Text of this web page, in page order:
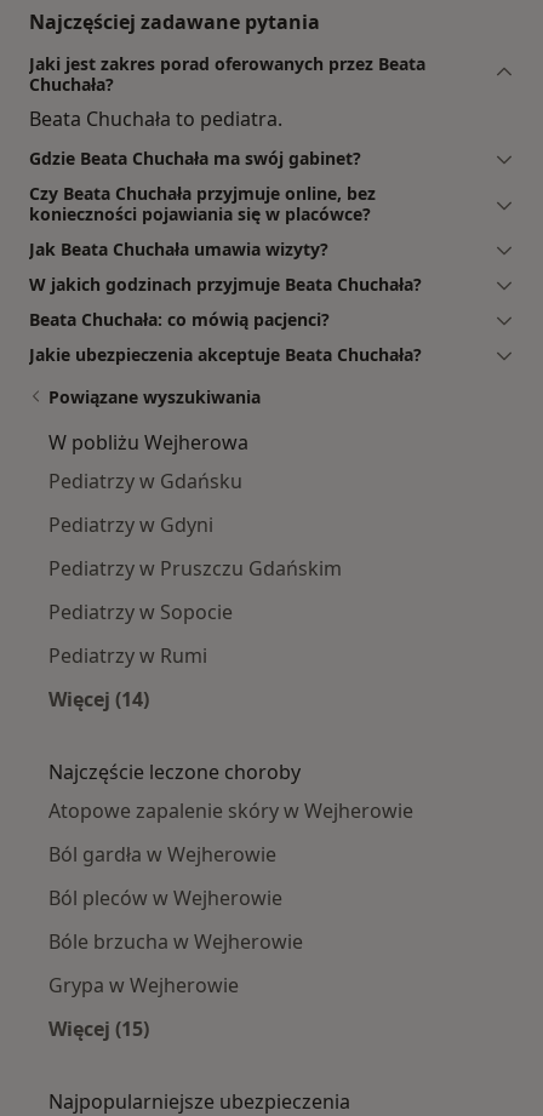
Najczęściej zadawane pytania
Jaki jest zakres porad oferowanych przez Beata
Chuchała?
Beata Chuchała to pediatra.
Gdzie Beata Chuchała ma swój gabinet?
Czy Beata Chuchała przyjmuje online, bez
konieczności pojawiania się w placówce?
Jak Beata Chuchała umawia wizyty?
W jakich godzinach przyjmuje Beata Chuchała?
Beata Chuchała: co mówią pacjenci?
Jakie ubezpieczenia akceptuje Beata Chuchała?
Powiązane wyszukiwania
W pobliżu Wejherowa
Pediatrzy w Gdańsku
Pediatrzy w Gdyni
Pediatrzy w Pruszczu Gdańskim
Pediatrzy w Sopocie
Pediatrzy w Rumi
Więcej (14)
Najczęście leczone choroby
Atopowe zapalenie skóry w Wejherowie
Ból gardła w Wejherowie
Ból pleców w Wejherowie
Bóle brzucha w Wejherowie
Grypa w Wejherowie
Więcej (15)
Najpopularniejsze ubezpieczenia